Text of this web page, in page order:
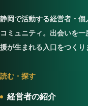
静岡で活動する経営者・
コミュニティ。出会いを
援が生まれる入口をつくり
読む・探す
経営者の紹介